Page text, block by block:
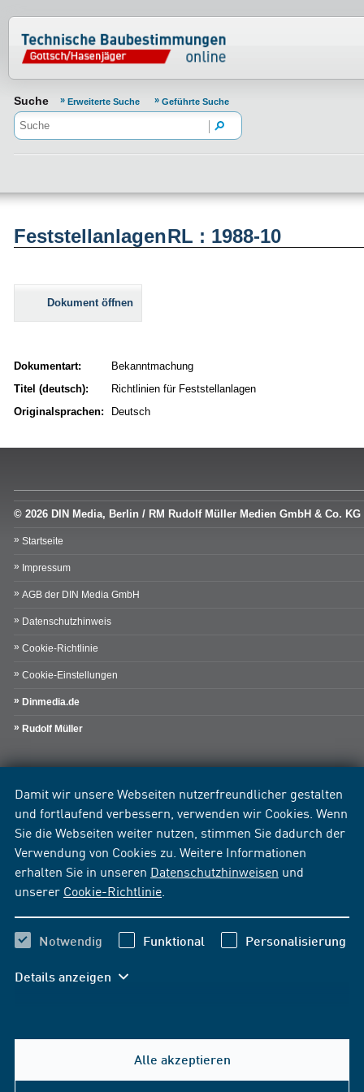
Damit wir unsere Webseiten nutzerfreundlicher gestalten
und fortlaufend verbessern, verwenden wir Cookies. Wenn
Sie die Webseiten weiter nutzen, stimmen Sie dadurch der
Verwendung von Cookies zu. Weitere Informationen
erhalten Sie in unseren Datenschutzhinweisen und
unserer Cookie-Richtlinie
Notwendig Funktional Personalisierung
Details anzeigen
Alle akzeptieren
Normenportal Barrierefreiheit
Suche Erweiterte Suche Geführte Suche
FeststellanlagenRL : 1988-10
Dokument öffnen
Dokumentart:
Bekanntmachung
Titel (deutsch):
Richtlinien für Feststellanlagen
Originalsprachen:
Deutsch
© 2026 DIN Media, Berlin / RM Rudolf Müller Medien GmbH & Co. KG
Startseite
Impressum
AGB der DIN Media GmbH
Datenschutzhinweis
Cookie-Richtlinie
Cookie-Einstellungen
Dinmedia.de
Rudolf Müller
Hilfe & Kontakt